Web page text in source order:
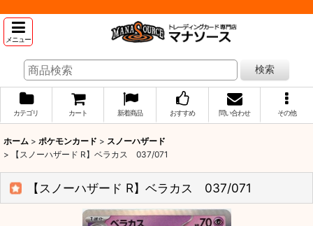
メニュー
検索
カテゴリ カート 新着商品 おすすめ 問い合わせ その他
ホーム > ポケモンカード > スノーハザード
>
【スノーハザード R】ベラカス 037/071
【スノーハザード R】ベラカス 037/071